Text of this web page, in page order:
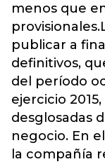
menos que
publicar a
definitivos,
del período
ejercicio
desglosadas
negocio. En
la compañía